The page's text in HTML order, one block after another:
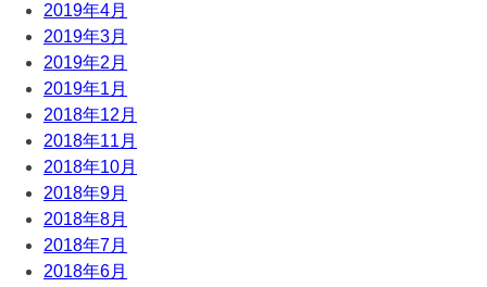
2019年4月
2019年3月
2019年2月
2019年1月
2018年12月
2018年11月
2018年10月
2018年9月
2018年8月
2018年7月
2018年6月